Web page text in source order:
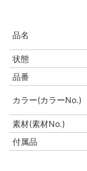
品名
状態
品番
カラー(カラーNo.)
素材(素材No.)
付属品